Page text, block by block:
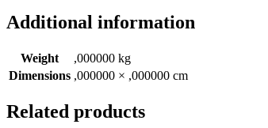
Additional information
Weight
,000000 kg
Dimensions ,000000 × ,000000 cm
Related products